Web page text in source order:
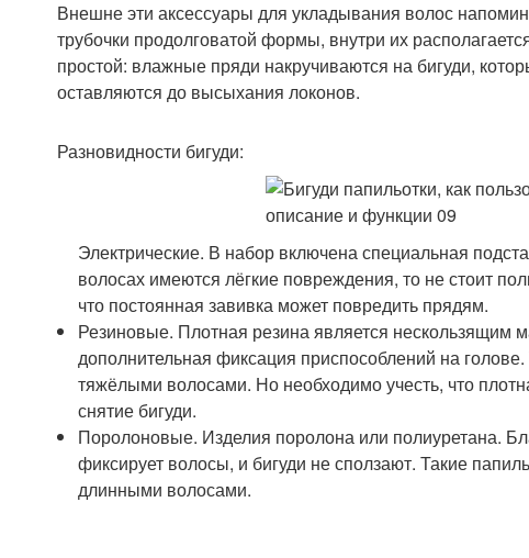
Внешне эти аксессуары для укладывания волос
трубочки продолговатой формы, внутри их
простой: влажные пряди накручиваются на бигуди,
оставляются до высыхания локонов.
Разновидности бигуди:
Электрические. В набор включена специальная
волосах имеются лёгкие повреждения, то не стоит
что постоянная завивка может повредить прядям.
Резиновые. Плотная резина является нескользящим
дополнительная фиксация приспособлений на
тяжёлыми волосами. Но необходимо учесть, что
снятие бигуди.
Поролоновые. Изделия поролона или полиуретана.
фиксирует волосы, и бигуди не сползают. Такие
длинными волосами.